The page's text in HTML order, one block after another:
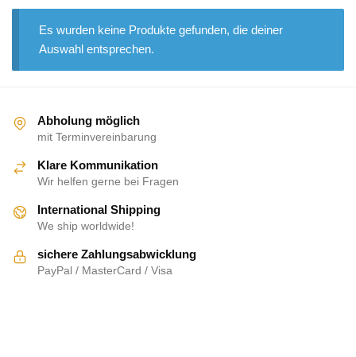
Es wurden keine Produkte gefunden, die deiner
Auswahl entsprechen.
Abholung möglich
mit Terminvereinbarung
Klare Kommunikation
Wir helfen gerne bei Fragen
International Shipping
We ship worldwide!
sichere Zahlungsabwicklung
PayPal / MasterCard / Visa